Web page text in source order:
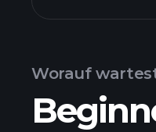
Worauf